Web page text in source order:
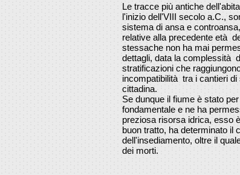
Le tracce più antiche
l'inizio dell'VIII secolo a.C.,
sistema di ansa e
relative alla precedente età
stessache non ha mai
dettagli, data la complessità
stratificazioni che
incompatibilità tra i cantieri
cittadina.
Se dunque il fiume è stato
fondamentale e ne ha
preziosa risorsa idrica, esso
buon tratto, ha determinato il
dell'insediamento, oltre il
dei morti.